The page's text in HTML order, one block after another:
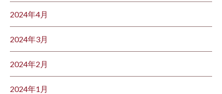
2024年4月
2024年3月
2024年2月
2024年1月